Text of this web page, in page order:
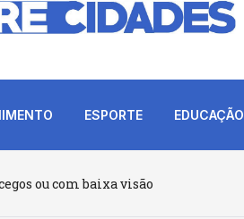
ESPORTE EDUCAÇÃO
ou com baixa visão